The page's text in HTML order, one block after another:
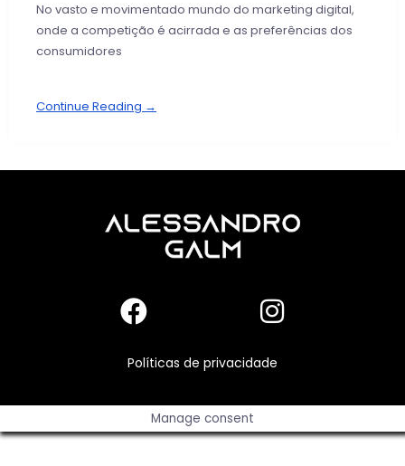
No vasto e movimentado mundo do marketing digital,
onde a competição é acirrada e as preferências dos
consumidores
Continue Reading →
Políticas de privacidade
Manage consent